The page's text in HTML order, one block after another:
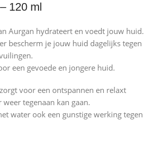
120 ml
Aurgan hydrateert en voedt jouw huid.
bescherm je jouw huid dagelijks tegen
een gevoede en jongere huid.
voor een ontspannen en relaxt
tegenaan kan gaan.
water ook een gunstige werking tegen